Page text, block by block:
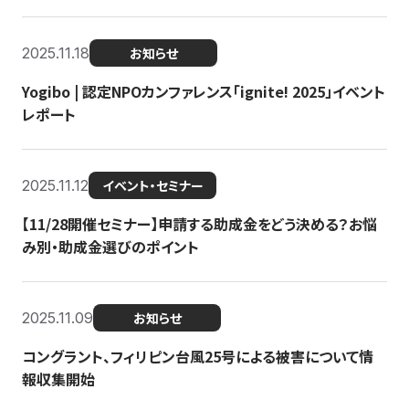
2025.11.18 お知らせ
Yogibo | 認定NPOカンファレンス「ignite! 2025」イベント
レポート
2025.11.12 イベント・セミナー
【11/28開催セミナー】申請する助成金をどう決める？お悩
み別・助成金選びのポイント
2025.11.09 お知らせ
コングラント、フィリピン台風25号による被害について情
報収集開始